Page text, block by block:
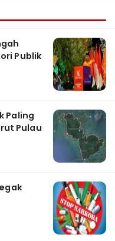
Publik
Paling
Pulau